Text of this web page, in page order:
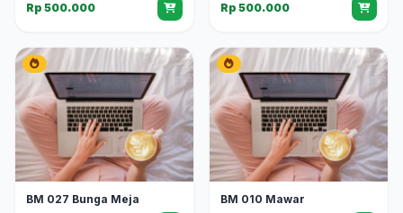
Rp 500.000
Rp 500.000
BM 027 Bunga Meja
BM 010 Mawar